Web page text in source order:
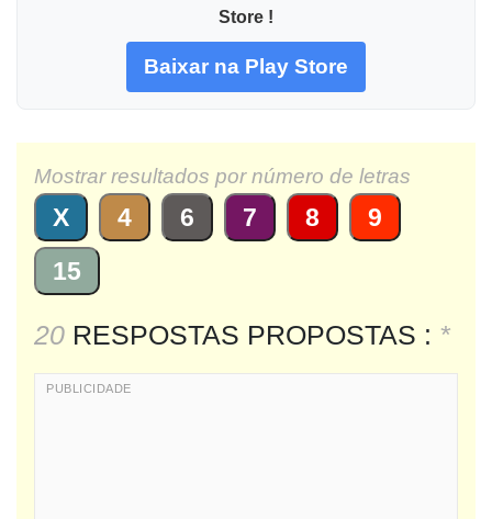
Store !
Baixar na Play Store
Mostrar resultados por número de letras
X 4 6 7 8
9
15
20 RESPOSTAS PROPOSTAS : *